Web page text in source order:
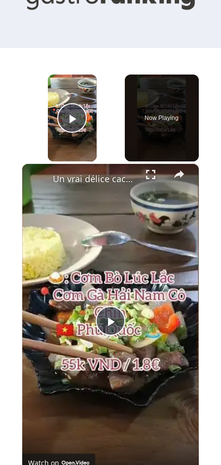
×
Play Video
Now Playing
×
Play
Video
Un vrai délice caché à Phu Quoc : le Bœuf Lúc Lắc 🍚🥩
Watch on